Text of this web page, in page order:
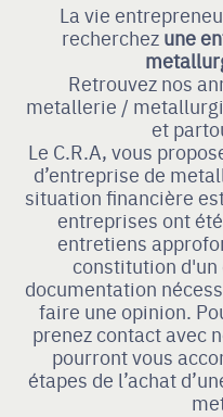
La vie
recherchez une
Retrouvez nos
metallerie /
et
Le C.R.A, vous
d’entreprise de
situation financière
entreprises ont
entretiens
constitution
documentation
faire une opinion.
prenez contact avec
pourront vous
étapes de l’achat